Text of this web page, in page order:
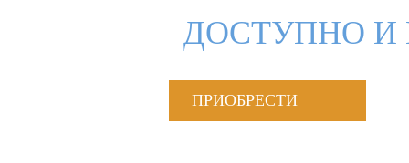
ДОСТУПНО И
ПРИОБРЕСТИ